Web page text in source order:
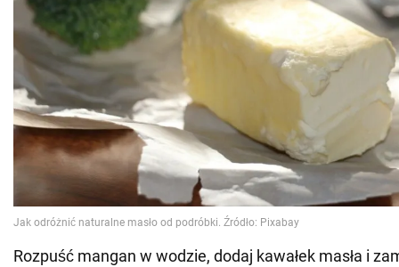
Rozpuść mangan w wodzie, dodaj kawałek masła i